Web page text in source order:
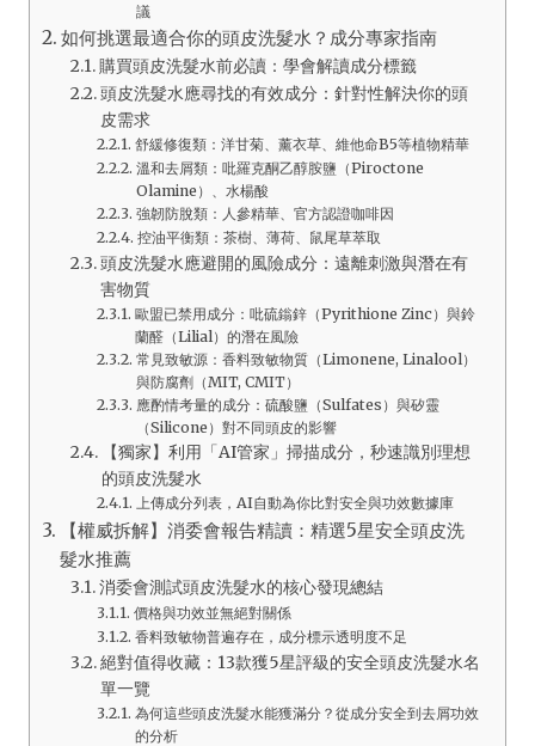
議
如何挑選最適合你的頭皮洗髮水？成分專家指南
購買頭皮洗髮水前必讀：學會解讀成分標籤
頭皮洗髮水應尋找的有效成分：針對性解決你的頭
皮需求
舒緩修復類：洋甘菊、薰衣草、維他命B5等植物精華
溫和去屑類：吡羅克酮乙醇胺鹽（Piroctone
Olamine）、水楊酸
強韌防脫類：人參精華、官方認證咖啡因
控油平衡類：茶樹、薄荷、鼠尾草萃取
頭皮洗髮水應避開的風險成分：遠離刺激與潛在有
害物質
歐盟已禁用成分：吡硫鎓鋅（Pyrithione Zinc）與鈴
蘭醛（Lilial）的潛在風險
常見致敏源：香料致敏物質（Limonene, Linalool）
與防腐劑（MIT, CMIT）
應酌情考量的成分：硫酸鹽（Sulfates）與矽靈
（Silicone）對不同頭皮的影響
【獨家】利用「AI管家」掃描成分，秒速識別理想
的頭皮洗髮水
上傳成分列表，AI自動為你比對安全與功效數據庫
【權威拆解】消委會報告精讀：精選5星安全頭皮洗
髮水推薦
消委會測試頭皮洗髮水的核心發現總結
價格與功效並無絕對關係
香料致敏物普遍存在，成分標示透明度不足
絕對值得收藏：13款獲5星評級的安全頭皮洗髮水名
單一覽
為何這些頭皮洗髮水能獲滿分？從成分安全到去屑功效
的分析